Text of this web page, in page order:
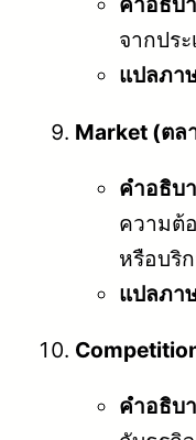
จากปร
แปลภา
Market (ตล
คำอธิบ
ความต้
หรือบริ
แปลภา
คำอธิบ